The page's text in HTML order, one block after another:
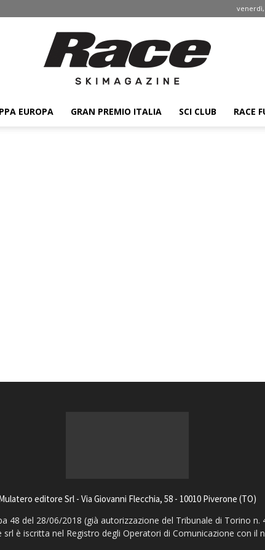
venerdì,
EUROPA GRAN PREMIO ITALIA SCI CLUB RACE
editore Srl - Via Giovanni Flecchia, 58 - 10010 Piverone (TO)
48 del 28/06/2018 (già autorizzazione del Tribunale di Torino n.
srl è iscritta nel Registro degli Operatori di Comunicazione con il